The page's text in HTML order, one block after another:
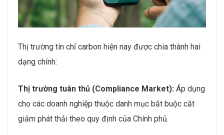
Thị trường tín chỉ carbon hiện nay được chia thành hai
dạng chính:
Thị trường tuân thủ (Compliance Market): Áp dụng
cho các doanh nghiệp thuộc danh mục bắt buộc cắt
giảm phát thải theo quy định của Chính phủ.